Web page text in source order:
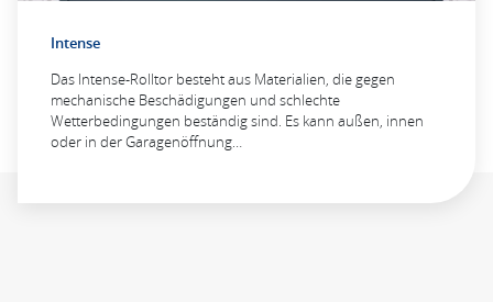
Intense
Das Intense-Rolltor besteht aus Materialien, die gegen
mechanische Beschädigungen und schlechte
Wetterbedingungen beständig sind. Es kann außen, innen
oder in der Garagenöffnung…